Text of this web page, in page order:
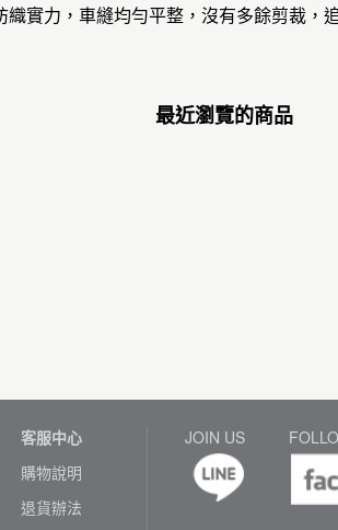
實力，車縫均勻平整，沒有多餘剪裁，
最近瀏覽的商品
客服中心
購物說明
退貨辦法
JOIN US